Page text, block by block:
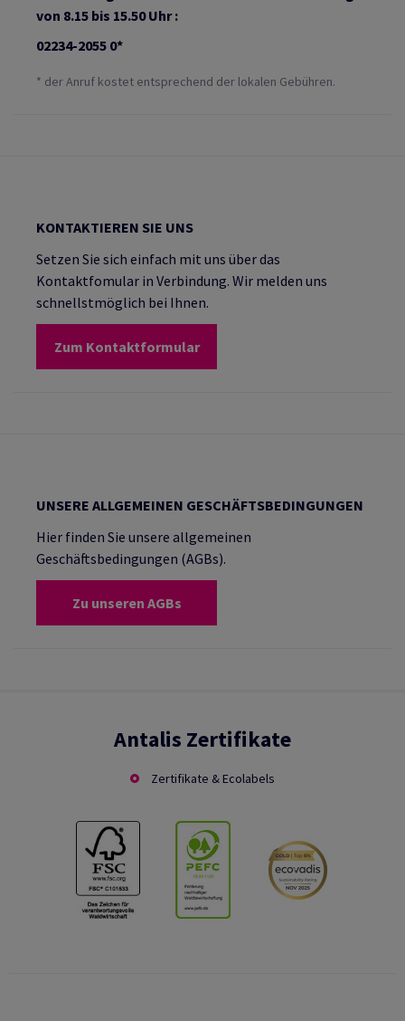
von 8.15 bis 15.50 Uhr :
02234-2055 0*
* der Anruf kostet entsprechend der lokalen Gebühren.
KONTAKTIEREN SIE UNS
Setzen Sie sich einfach mit uns über das
Kontaktfomular in Verbindung. Wir melden uns
schnellstmöglich bei Ihnen.
Zum Kontaktformular
UNSERE ALLGEMEINEN GESCHÄFTSBEDINGUNGEN
Hier finden Sie unsere allgemeinen
Geschäftsbedingungen (AGBs).
Zu unseren AGBs
Antalis Zertifikate
Zertifikate & Ecolabels